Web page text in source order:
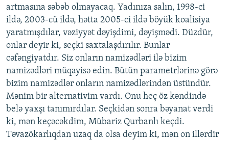
artmasına səbəb olmayacaq. Yadınıza salın, 1998-ci
ildə, 2003-cü ildə, hətta 2005-ci ildə böyük koalisiya
yaratmışdılar, vəziyyət dəyişdimi, dəyişmədi. Düzdür,
onlar deyir ki, seçki saxtalaşdırılır. Bunlar
cəfəngiyatdır. Siz onların namizədləri ilə bizim
namizədləri müqayisə edin. Bütün parametrlərinə görə
bizim namizədlər onların namizədlərindən üstündür.
Mənim bir alternativim vardı. Onu heç öz kəndində
belə yaxşı tanımırdılar. Seçkidən sonra bəyanat verdi
ki, mən keçəcəkdim, Mübariz Qurbanlı keçdi.
Təvazökarlıqdan uzaq da olsa deyim ki, mən on illərdir